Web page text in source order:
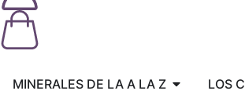
MINERALES DE LA A LA Z LOS